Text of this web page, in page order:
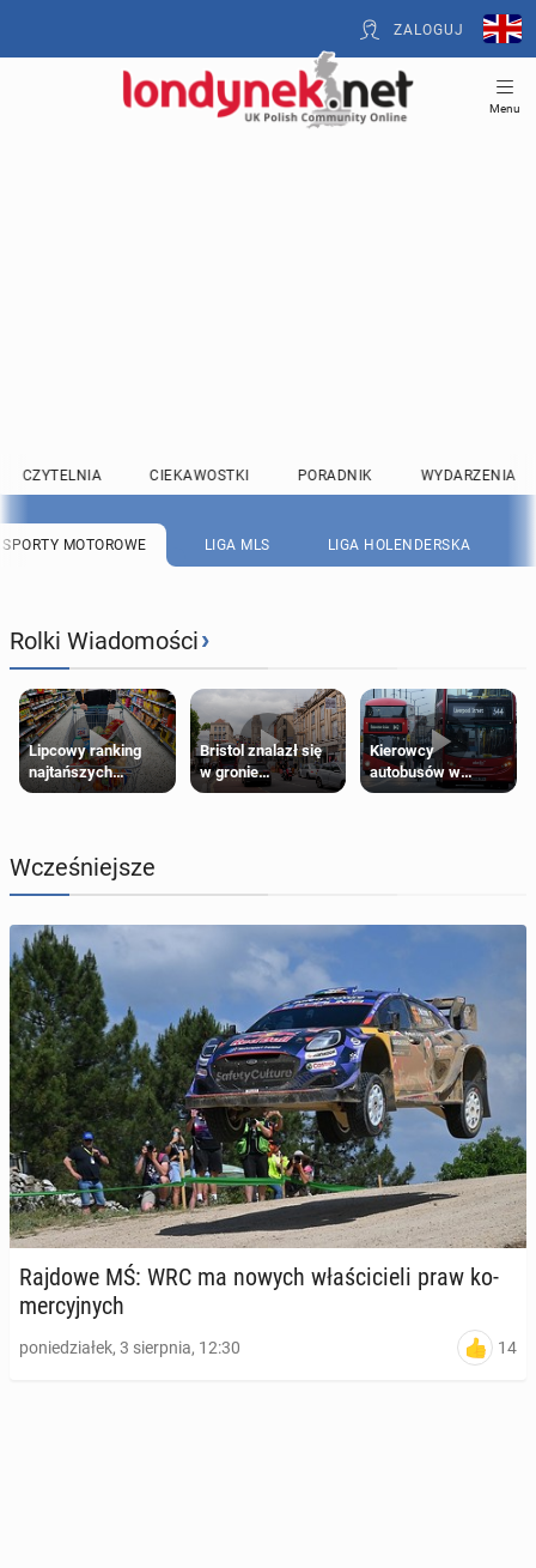
ZALOGUJ
Menu
CZYTELNIA CIEKAWOSTKI PORADNIK WYDARZENIA
SPORTY MOTOROWE LIGA MLS LIGA HOLENDERSKA
Rolki Wiadomości›
Lipcowy ranking
najtańszych
supermarketów
Bristol znalazł się
w gronie
najlepszych
Kierowcy
autobusów w
Londynie
Wcześniejsze
Rajdowe MŚ: WRC ma nowych wła­ści­cie­li praw ko­
mer­cyj­nych
poniedziałek, 3 sierpnia, 12:30 14